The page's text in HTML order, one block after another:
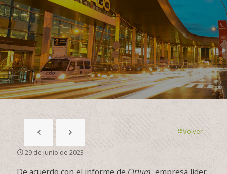
Volver
29 de junio de 2023